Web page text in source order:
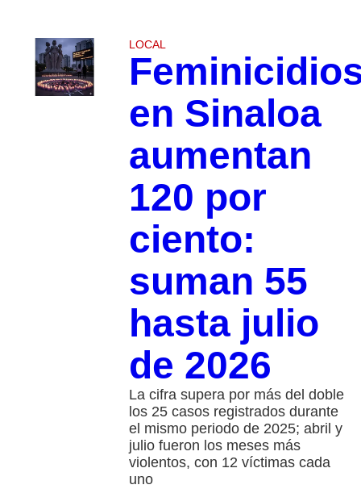
LOCAL
en Sinaloa
aumentan
120 por
ciento:
suman 55
hasta julio
de 2026
La cifra supera por más del doble
los 25 casos registrados durante
el mismo periodo de 2025; abril y
julio fueron los meses más
violentos, con 12 víctimas cada
uno